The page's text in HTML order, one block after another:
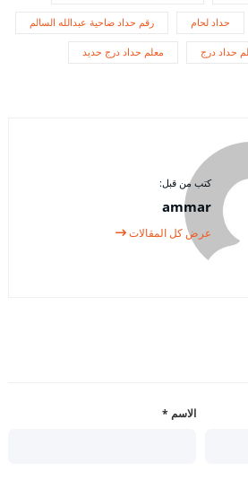
حداد لحام رقم حداد ضاحية عبدالله السالم
حداد درج معلم حداد درج حديد
كتب من قبل:
ammar
عرض كل المقالات
الاسم *